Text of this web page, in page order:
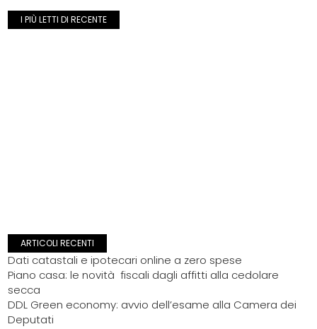
I PIÙ LETTI DI RECENTE
ARTICOLI RECENTI
Dati catastali e ipotecari online a zero spese
Piano casa: le novità fiscali dagli affitti alla cedolare
secca
DDL Green economy: avvio dell’esame alla Camera dei
Deputati